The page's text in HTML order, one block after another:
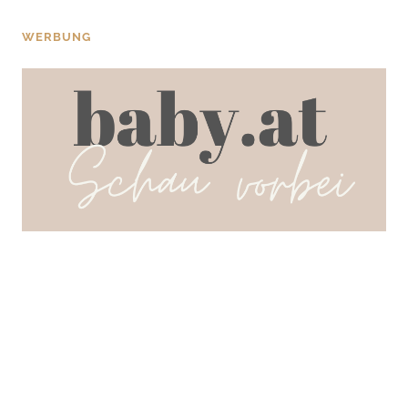
WERBUNG